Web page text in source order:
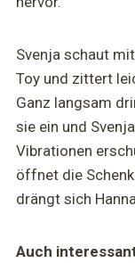
Svenja schaut
Toy und zittert
Ganz langsam
sie ein und
Vibrationen
öffnet die
drängt sich
Auch